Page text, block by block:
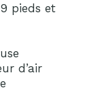
pieds et
d’air